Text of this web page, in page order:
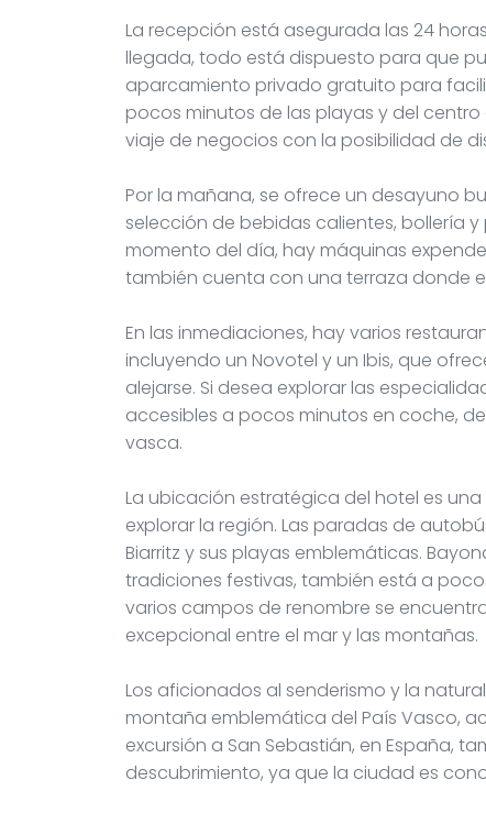
La recepción está asegurada las 24
llegada, todo está dispuesto para que
aparcamiento privado gratuito para
pocos minutos de las playas y del
viaje de negocios con la posibilidad de
Por la mañana, se ofrece un desayuno
selección de bebidas calientes, bollería
momento del día, hay máquinas
también cuenta con una terraza donde
En las inmediaciones, hay varios
incluyendo un Novotel y un Ibis, que
alejarse. Si desea explorar las
accesibles a pocos minutos en coche,
vasca.
La ubicación estratégica del hotel es
explorar la región. Las paradas de
Biarritz y sus playas emblemáticas.
tradiciones festivas, también está a
varios campos de renombre se
excepcional entre el mar y las montañas.
Los aficionados al senderismo y la
montaña emblemática del País Vasco,
excursión a San Sebastián, en España,
descubrimiento, ya que la ciudad es